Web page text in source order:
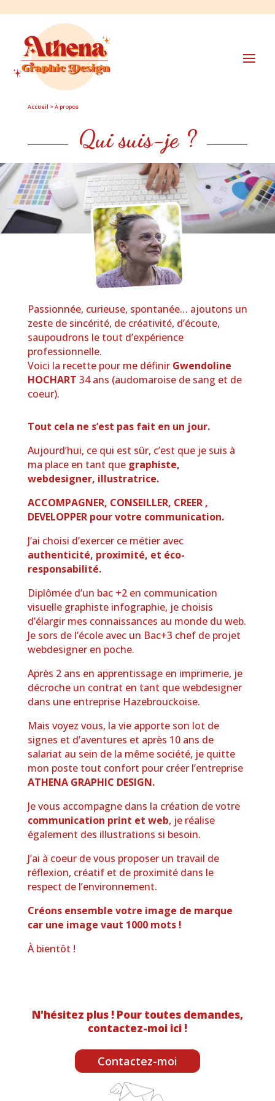
Accueil > À propos
Qui suis-je ?
Passionnée, curieuse, spontanée… ajoutons un
zeste de sincérité, de créativité, d’écoute,
saupoudrons le tout d’expérience
professionnelle.
Voici la recette pour me définir Gwendoline
HOCHART 34 ans (audomaroise de sang et de
coeur).
Tout cela ne s’est pas fait en un jour.
Aujourd’hui, ce qui est sûr, c’est que je suis à
ma place en tant que graphiste,
webdesigner, illustratrice.
ACCOMPAGNER, CONSEILLER, CREER ,
DEVELOPPER pour votre communication.
J’ai choisi d’exercer ce métier avec
authenticité, proximité, et éco-
responsabilité.
Diplômée d’un bac +2 en communication
visuelle graphiste infographie, je choisis
d’élargir mes connaissances au monde du web.
Je sors de l’école avec un Bac+3 chef de projet
webdesigner en poche.
Après 2 ans en apprentissage en imprimerie, je
décroche un contrat en tant que webdesigner
dans une entreprise Hazebrouckoise.
Mais voyez vous, la vie apporte son lot de
signes et d’aventures et après 10 ans de
salariat au sein de la même société, je quitte
mon poste tout confort pour créer l’entreprise
ATHENA GRAPHIC DESIGN.
Je vous accompagne dans la création de votre
communication print et web, je réalise
également des illustrations si besoin.
J’ai à coeur de vous proposer un travail de
réflexion, créatif et de proximité dans le
respect de l’environnement.
Créons ensemble votre image de marque
car une image vaut 1000 mots !
À bientôt !
N'hésitez plus ! Pour toutes demandes,
contactez-moi ici !
Contactez-moi